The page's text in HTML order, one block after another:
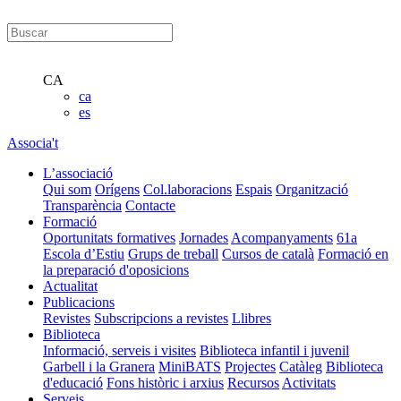
CA
ca
es
Associa't
L’associació
Qui som Orígens Col.laboracions Espais Organització
Transparència Contacte
Formació
Oportunitats formatives Jornades Acompanyaments 61a
Escola d’Estiu Grups de treball Cursos de català Formació en
la preparació d'oposicions
Actualitat
Publicacions
Revistes Subscripcions a revistes Llibres
Biblioteca
Informació, serveis i visites Biblioteca infantil i juvenil
Garbell i la Granera MiniBATS Projectes Catàleg Biblioteca
d'educació Fons històric i arxius Recursos Activitats